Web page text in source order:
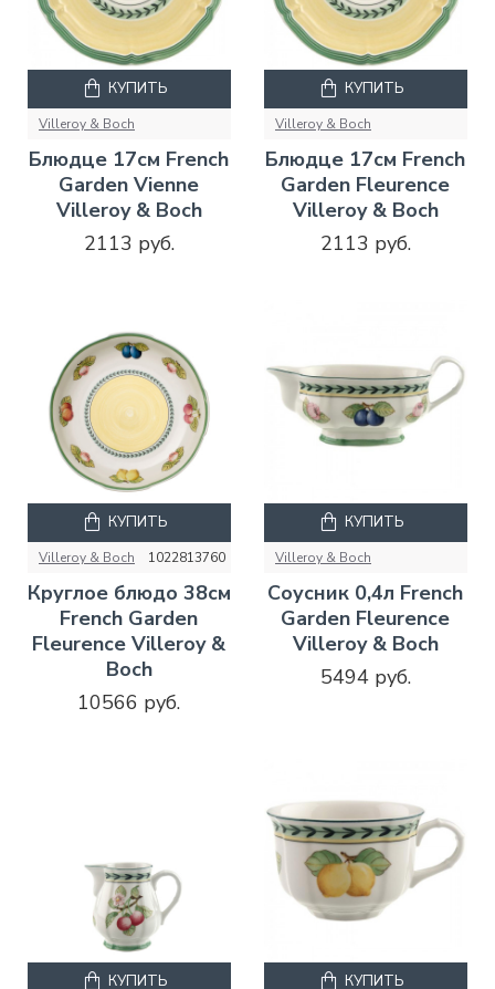
Villeroy & Boch
Блюдце 17см French
Garden Vienne
Villeroy & Boch
2113 руб.
КУПИТЬ
Villeroy & Boch
Блюдце 17см French
Garden Fleurence
Villeroy & Boch
2113 руб.
КУПИТЬ
Villeroy & Boch 1022813760
Круглое блюдо 38см
French Garden
Fleurence Villeroy &
Boch
10566 руб.
КУПИТЬ
Villeroy & Boch
Соусник 0,4л French
Garden Fleurence
Villeroy & Boch
5494 руб.
КУПИТЬ
КУПИТЬ КУПИТЬ